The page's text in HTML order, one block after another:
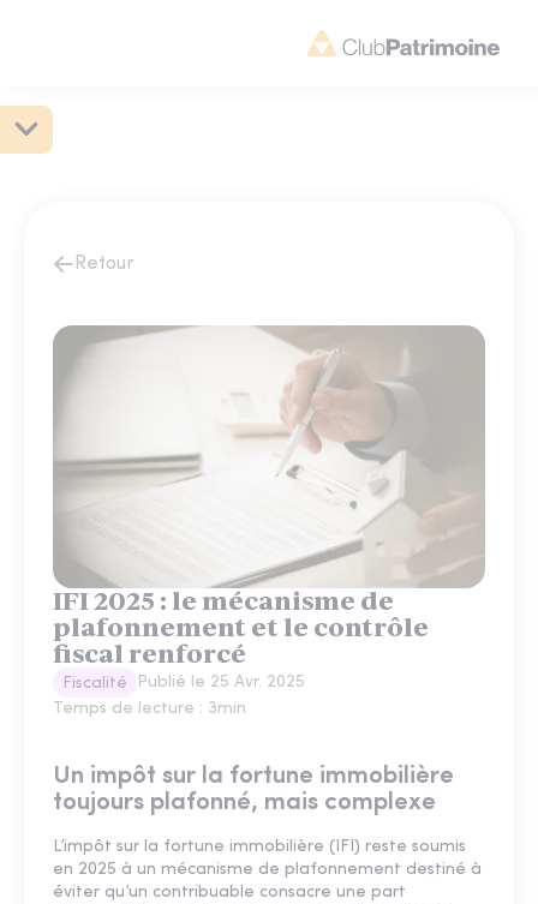
Retour
IFI 2025 : le mécanisme de
plafonnement et le contrôle
fiscal renforcé
Fiscalité Publié le 25 Avr. 2025
Temps de lecture : 3min
Un impôt sur la fortune immobilière
toujours plafonné, mais complexe
L’impôt sur la fortune immobilière (IFI) reste soumis
en 2025 à un mécanisme de plafonnement destiné à
éviter qu’un contribuable consacre une part